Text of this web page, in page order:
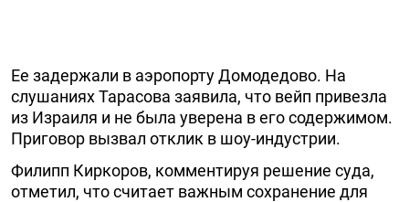
Ее задержали в аэропорту Домодедово. На
слушаниях Тарасова заявила, что вейп привезла
из Израиля и не была уверена в его содержимом.
Приговор вызвал отклик в шоу-индустрии.
Филипп Киркоров, комментируя решение суда,
отметил, что считает важным сохранение для